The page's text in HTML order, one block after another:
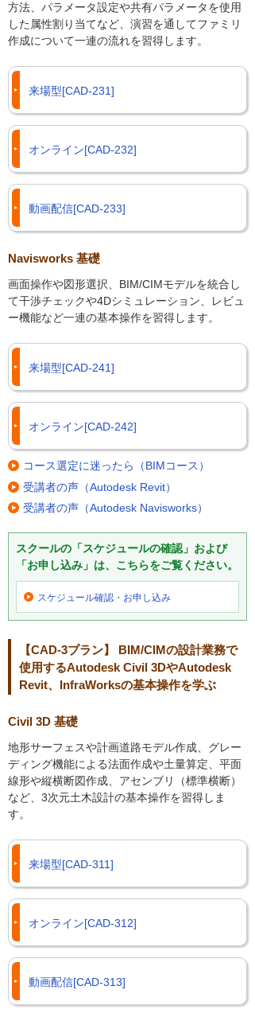
方法、パラメータ設定や共有パラメータを使用
した属性割り当てなど、演習を通してファミリ
作成について一連の流れを習得します。
来場型[CAD-231]
オンライン[CAD-232]
動画配信[CAD-233]
Navisworks 基礎
画面操作や図形選択、BIM/CIMモデルを統合し
て干渉チェックや4Dシミュレーション、レビュ
ー機能など一連の基本操作を習得します。
来場型[CAD-241]
オンライン[CAD-242]
コース選定に迷ったら（BIMコース）
受講者の声（Autodesk Revit）
受講者の声（Autodesk Navisworks）
スクールの「スケジュールの確認」および
「お申し込み」は、こちらをご覧ください。
スケジュール確認・ お申し込み
【CAD-3プラン】 BIM/CIMの設計業務で
使用するAutodesk Civil 3DやAutodesk
Revit、InfraWorksの基本操作を学ぶ
Civil 3D 基礎
地形サーフェスや計画道路モデル作成、グレー
ディング機能による法面作成や土量算定、平面
線形や縦横断図作成、アセンブリ（標準横断）
など、3次元土木設計の基本操作を習得しま
す。
来場型[CAD-311]
オンライン[CAD-312]
動画配信[CAD-313]